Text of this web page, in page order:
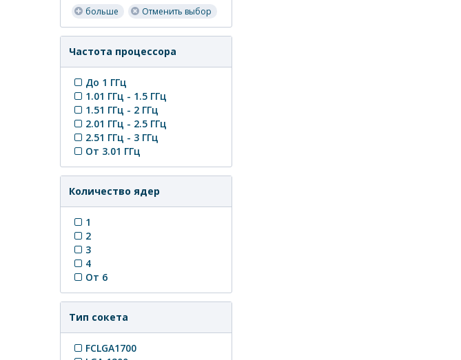
больше Отменить выбор
Частота процессора
До 1 ГГц
1.01 ГГц - 1.5 ГГц
1.51 ГГц - 2 ГГц
2.01 ГГц - 2.5 ГГц
2.51 ГГц - 3 ГГц
От 3.01 ГГц
Количество ядер
1
2
3
4
От 6
Тип сокета
FCLGA1700